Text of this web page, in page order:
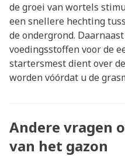
de groei van wortels
een snellere hechting
de ondergrond.
voedingsstoffen voor de
startersmest dient over
worden vóórdat u de
Andere vragen
van het gazon